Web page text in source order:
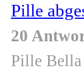
Pille
20
Pille